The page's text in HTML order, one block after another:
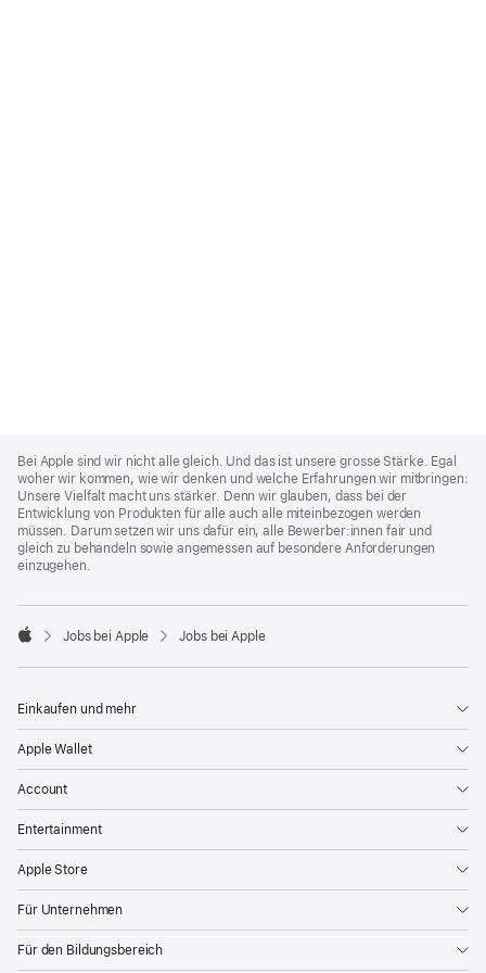
Footer
Bei Apple sind wir nicht alle gleich. Und das ist unsere grosse Stärke. Egal
woher wir kommen, wie wir denken und welche Erfahrungen wir mitbringen:
Unsere Vielfalt macht uns stärker. Denn wir glauben, dass bei der
Entwicklung von Produkten für alle auch alle miteinbezogen werden
müssen. Darum setzen wir uns dafür ein, alle Bewerber:innen fair und
gleich zu behandeln sowie angemessen auf besondere Anforderungen
einzugehen.

Jobs bei Apple Jobs bei Apple
Einkaufen und mehr
Apple Wallet
Account
Entertainment
Apple Store
Für Unternehmen
Für den Bildungsbereich